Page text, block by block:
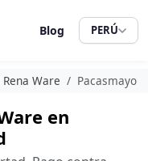
Blog PERÚ
Ware Pacasmayo
en